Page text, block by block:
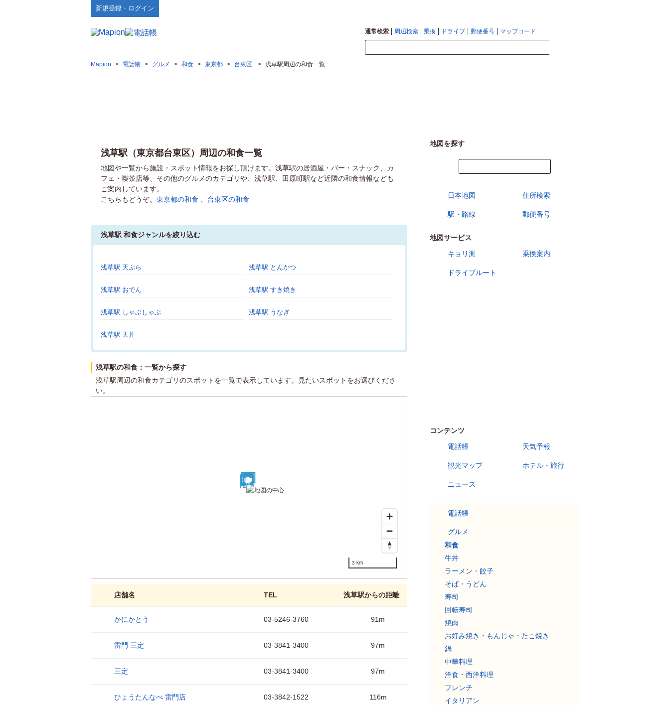
新規登録・ログイン
通常検索 周辺検索 乗換 ドライブ 郵便番号 マップコード
Mapion > 電話帳 > グルメ > 和食 > 東京都 > 台東区 > 浅草駅周辺の和食一覧
浅草駅（東京都台東区）周辺の和食一覧
地図や一覧から施設・スポット情報をお探し頂けます。浅草駅の居酒屋・バー・スナック、カ
フェ・喫茶店等、その他のグルメのカテゴリや、浅草駅、田原町駅など近隣の和食情報なども
ご案内しています。
こちらもどうぞ。 東京都の和食 台東区の和食
浅草駅 和食ジャンルを絞り込む
浅草駅 天ぷら 浅草駅 とんかつ
浅草駅 おでん 浅草駅 すき焼き
浅草駅 しゃぶしゃぶ 浅草駅 うなぎ
浅草駅 天丼
浅草駅の和食：一覧から探す
浅草駅周辺の和食カテゴリのスポットを一覧で表示しています。見たいスポットをお選びくださ
い。
1
2
3
4
5
6
7
8
9
10
11
12
13
14
15
16
17
18
19
20
21
2223
24
25
26
27
28
29
30
3 km
店舗名 TEL 浅草駅からの距離
かにかとう 03-5246-3760 91m
雷門 三定 03-3841-3400 97m
三定 03-3841-3400 97m
ひょうたんなべ 雷門店 03-3842-1522 116m
地図を探す
日本地図 住所検索
駅・路線 郵便番号
地図サービス
キョリ測
乗換案内
ドライブルート
コンテンツ
電話帳
天気予報
観光マップ ホテル・旅行
ニュース
電話帳
グルメ
和食
牛丼
ラーメン・餃子
そば・うどん
寿司
回転寿司
焼肉
お好み焼き・もんじゃ・たこ焼き
鍋
中華料理
洋食・西洋料理
フレンチ
イタリアン